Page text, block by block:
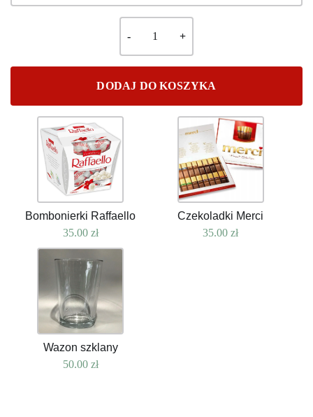
DODAJ DO KOSZYKA
Bombonierki Raffaello
35.00 zł
Czekoladki Merci
35.00zł
Wazon szklany
50.00 zł